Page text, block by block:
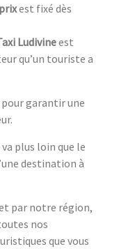
prixest fixé dès
Ludivineest
qu’un touriste a
garantir une
va plus loin que le
destination à
par notre région,
nos
que vous